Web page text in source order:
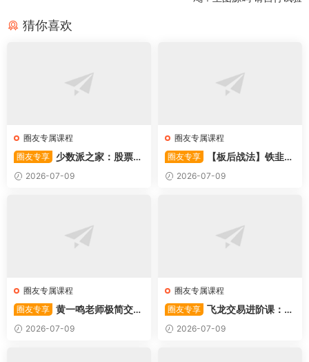
猜你喜欢
圈友专属课程
圈友专享
少数派之家：股票操
作系统—从入门到精通
2026-07-09
圈友专属课程
圈友专享
【板后战法】铁韭菜
板后强势战法
2026-07-09
圈友专属课程
圈友专享 黄一鸣老师极简交易
系统2026-07-09
圈友专属课程
圈友专享 飞龙交易进阶课：共
振战法
2026-07-09